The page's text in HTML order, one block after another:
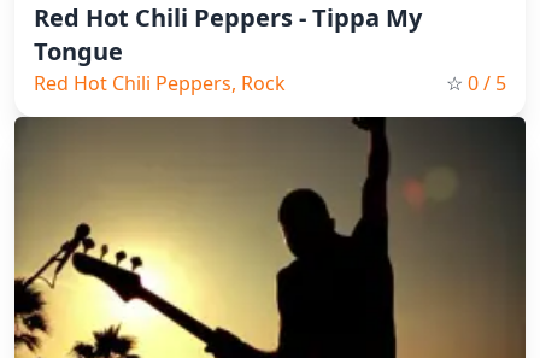
Red Hot Chili Peppers - Tippa My
Tongue
Red Hot Chili Peppers, Rock ☆ 0/ 5